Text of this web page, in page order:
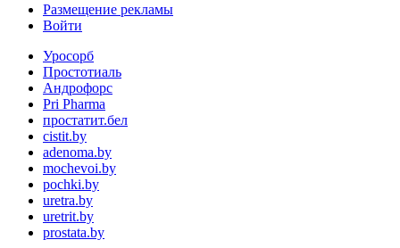
Размещение рекламы
Войти
Уросорб
Простотиаль
Андрофорс
Pri Pharma
простатит.бел
cistit.by
adenoma.by
mochevoi.by
pochki.by
uretra.by
uretrit.by
prostata.by